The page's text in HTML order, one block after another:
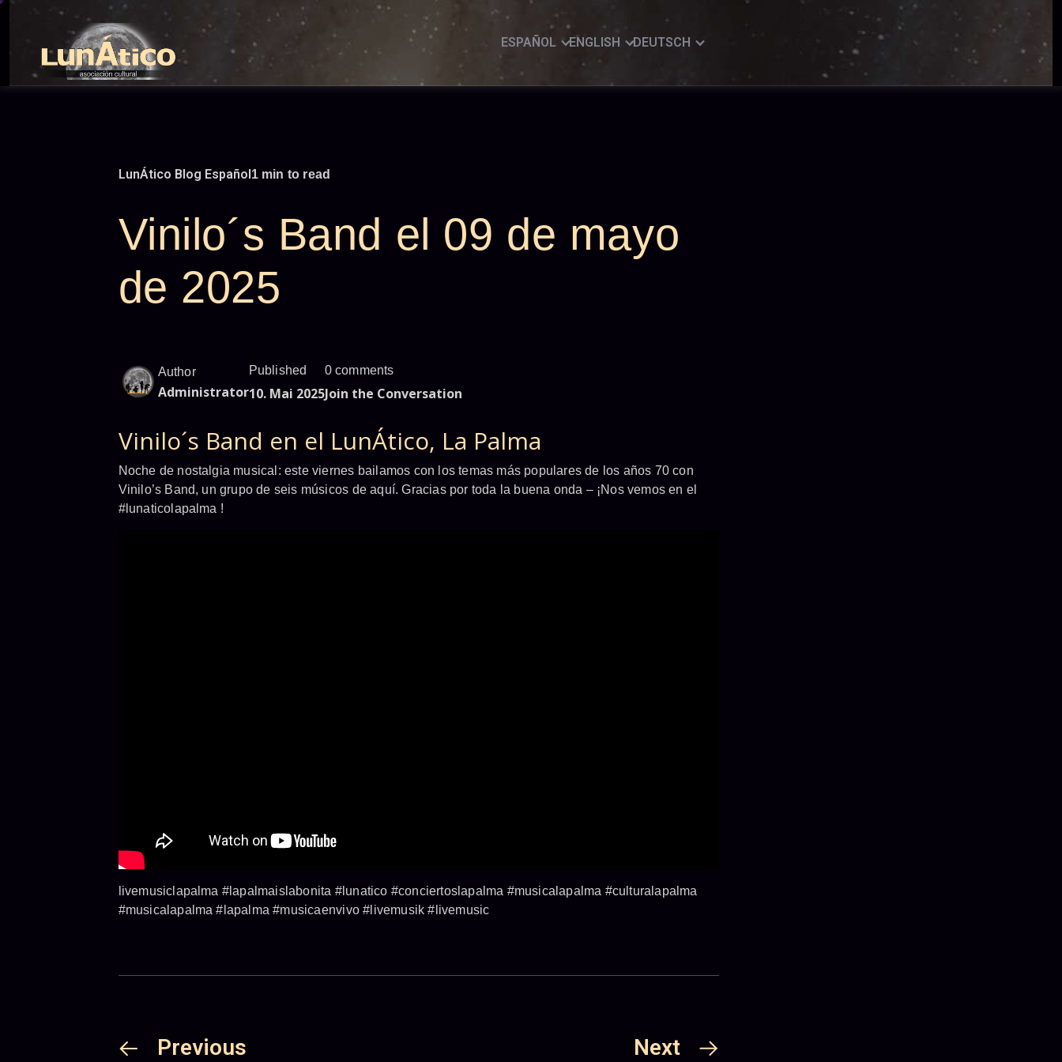
Skip
ESPAÑOL ENGLISH DEUTSCH
LunÁtico Blog Español1 min to read
Vinilo´s Band el 09 de mayo
de 2025
Author
Administrator
Published
10. Mai 2025
0 comments
Join the Conversation
Vinilo´s Band en el LunÁtico, La Palma
Noche de nostalgia musical: este viernes bailamos con los temas más populares de los años 70 con
Vinilo’s Band, un grupo de seis músicos de aquí. Gracias por toda la buena onda – ¡Nos vemos en el
#lunaticolapalma !
livemusiclapalma #lapalmaislabonita #lunatico #conciertoslapalma #musicalapalma #culturalapalma
#musicalapalma #lapalma #musicaenvivo #livemusik #livemusic
Previous Next